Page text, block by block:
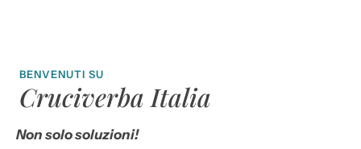
BENVENUTI SU
Cruciverba Italia
Non solo soluzioni!